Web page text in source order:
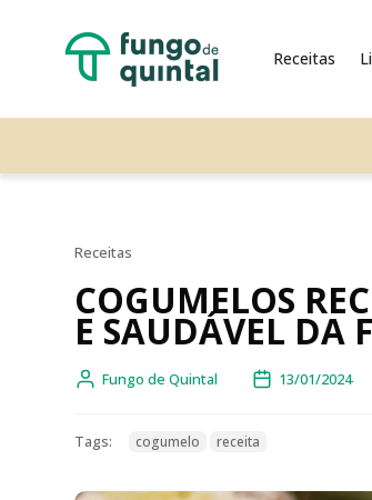
Receitas
Receitas
COGUMELOS
E SAUDÁVEL DA
Fungo de Quintal 13/01/2024
Tags: cogumelo receita